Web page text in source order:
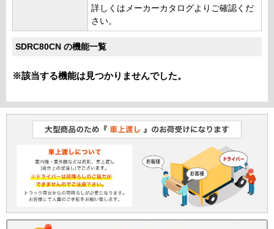
詳しくはメーカーカタログよりご確認くだ
さい。
SDRC80CN の機能一覧
※該当する機能は見つかりませんでした。